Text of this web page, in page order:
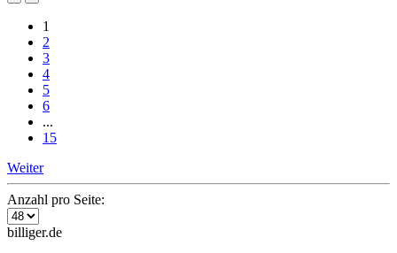
1
2
3
4
5
6
...
15
Weiter
Anzahl pro Seite:
billiger.de